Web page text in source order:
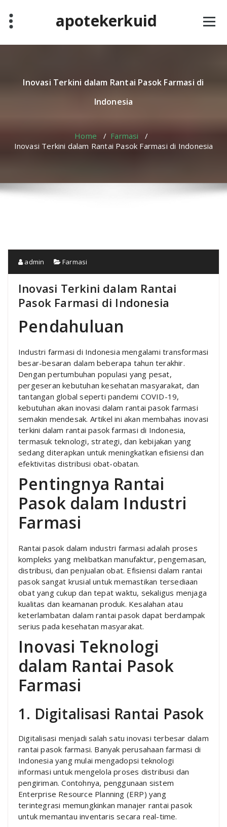
content
apotekerkuid
Inovasi Terkini dalam Rantai Pasok Farmasi di
Indonesia
Home / Farmasi /
Inovasi Terkini dalam Rantai Pasok Farmasi di Indonesia
admin Farmasi
Inovasi Terkini dalam Rantai
Pasok Farmasi di Indonesia
Pendahuluan
Industri farmasi di Indonesia mengalami transformasi
besar-besaran dalam beberapa tahun terakhir.
Dengan pertumbuhan populasi yang pesat,
pergeseran kebutuhan kesehatan masyarakat, dan
tantangan global seperti pandemi COVID-19,
kebutuhan akan inovasi dalam rantai pasok farmasi
semakin mendesak. Artikel ini akan membahas inovasi
terkini dalam rantai pasok farmasi di Indonesia,
termasuk teknologi, strategi, dan kebijakan yang
sedang diterapkan untuk meningkatkan efisiensi dan
efektivitas distribusi obat-obatan.
Pentingnya Rantai
Pasok dalam Industri
Farmasi
Rantai pasok dalam industri farmasi adalah proses
kompleks yang melibatkan manufaktur, pengemasan,
distribusi, dan penjualan obat. Efisiensi dalam rantai
pasok sangat krusial untuk memastikan tersediaan
obat yang cukup dan tepat waktu, sekaligus menjaga
kualitas dan keamanan produk. Kesalahan atau
keterlambatan dalam rantai pasok dapat berdampak
serius pada kesehatan masyarakat.
Inovasi Teknologi
dalam Rantai Pasok
Farmasi
1. Digitalisasi Rantai Pasok
Digitalisasi menjadi salah satu inovasi terbesar dalam
rantai pasok farmasi. Banyak perusahaan farmasi di
Indonesia yang mulai mengadopsi teknologi
informasi untuk mengelola proses distribusi dan
pengiriman. Contohnya, penggunaan sistem
Enterprise Resource Planning (ERP) yang
terintegrasi memungkinkan manajer rantai pasok
untuk memantau inventaris secara real-time.